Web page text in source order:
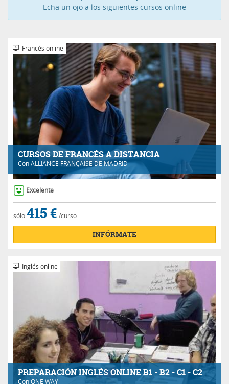
Echa un ojo a los siguientes cursos online
CURSOS DE FRANCÉS A DISTANCIA
ConALLIANCE FRANÇAISE DE MADRID
Francés online
Excelente
sólo415 € /curso
INFÓRMATE
PREPARACIÓN INGLÉS ONLINE B1 - B2 - C1 - C2
ConONE WAY
Inglés online